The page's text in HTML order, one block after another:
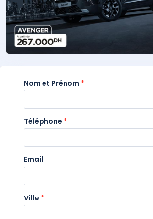
Nom et Prénom *
Téléphone *
Email
Ville *